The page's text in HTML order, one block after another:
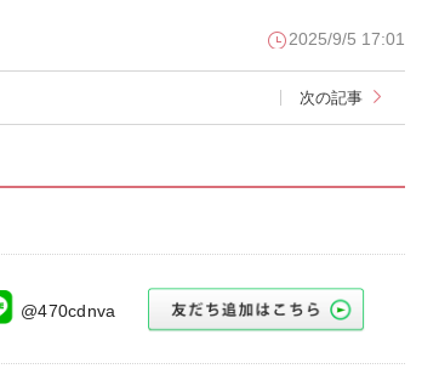
2025/9/5 17:01
次の記事
@470cdnva